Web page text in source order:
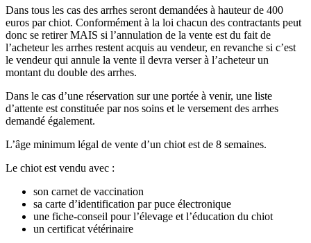
Dans tous les cas des arrhes seront demandées à hauteur de 400
euros par chiot. Conformément à la loi chacun des contractants peut
donc se retirer MAIS si l’annulation de la vente est du fait de
l’acheteur les arrhes restent acquis au vendeur, en revanche si c’est
le vendeur qui annule la vente il devra verser à l’acheteur un
montant du double des arrhes.
Dans le cas d’une réservation sur une portée à venir, une liste
d’attente est constituée par nos soins et le versement des arrhes
demandé également.
L’âge minimum légal de vente d’un chiot est de 8 semaines.
Le chiot est vendu avec :
son carnet de vaccination
sa carte d’identification par puce électronique
une fiche-conseil pour l’élevage et l’éducation du chiot
un certificat vétérinaire